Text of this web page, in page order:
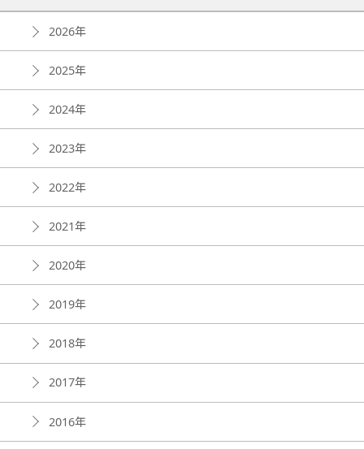
2026年
2025年
2024年
2023年
2022年
2021年
2020年
2019年
2018年
2017年
2016年